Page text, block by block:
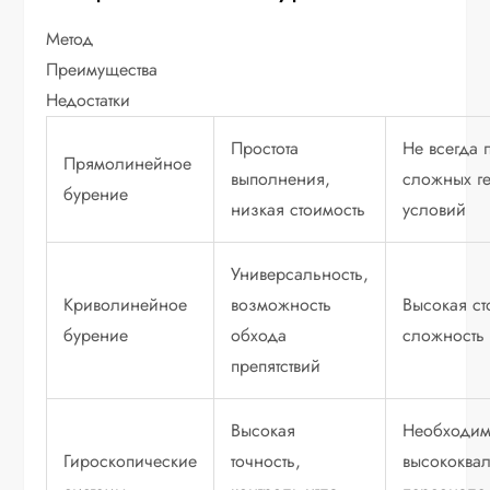
Метод
Преимущества
Недостатки
Прямолинейное
бурение
Простота
выполнения,
низкая стоимость
Не всегда
сложных
условий
Криволинейное
бурение
Универсальность,
возможность
обхода
препятствий
Высокая
Гироскопические
Высокая
точность,